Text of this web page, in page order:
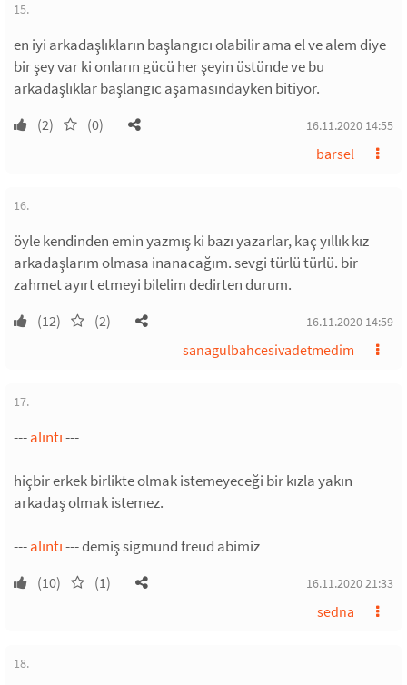
15.
en iyi arkadaşlıkların başlangıcı olabilir ama el ve alem diye
bir şey var ki onların gücü her şeyin üstünde ve bu
arkadaşlıklar başlangıc aşamasındayken bitiyor.
(2) (0) 16.11.2020 14:55
barsel
16.
öyle kendinden emin yazmış ki bazı yazarlar, kaç yıllık kız
arkadaşlarım olmasa inanacağım. sevgi türlü türlü. bir
zahmet ayırt etmeyi bilelim dedirten durum.
(12) (2) 16.11.2020 14:59
sanagulbahcesivadetmedim
17.
---alıntı---
hiçbir erkek birlikte olmak istemeyeceği bir kızla yakın
arkadaş olmak istemez.
---alıntı--- demiş sigmund freud abimiz
(10) (1) 16.11.2020 21:33
sedna
18.